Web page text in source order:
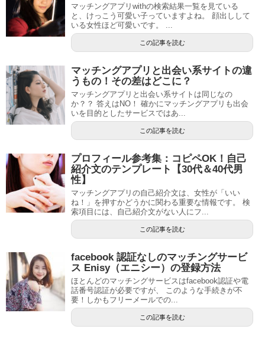
マッチングアプリwithの検索結果一覧を見ている
と、けっこう可愛い子っていますよね。 顔出しして
いる女性ほど可愛いです。 ...
この記事を読む
マッチングアプリと出会い系サイトの違
うもの！その差はどこに？
マッチングアプリと出会い系サイトは同じなの
か？？ 答えはNO！ 確かにマッチングアプリも出会
いを目的としたサービスではあ...
この記事を読む
プロフィール参考集：コピペOK！自己
紹介文のテンプレート【30代＆40代男
性】
マッチングアプリの自己紹介文は、女性が「いい
ね！」を押すかどうかに関わる重要な情報です。 検
索項目には、自己紹介文がない人にフ...
この記事を読む
facebook 認証なしのマッチングサービ
ス Enisy（エニシー）の登録方法
ほとんどのマッチングサービスはfacebook認証や電
話番号認証が必要ですが、 このような手続きが不
要！しかもフリーメールでの...
この記事を読む